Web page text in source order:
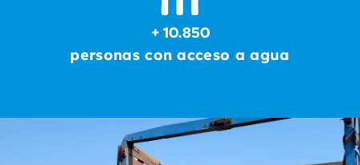
+ 10.850
personas con acceso a agua